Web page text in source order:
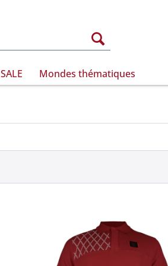
SALE Mondes thématiques